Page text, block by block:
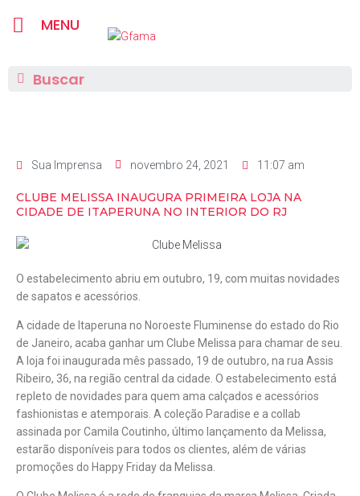
MENU
Sua Imprensa novembro 24, 2021 11:07 am
CLUBE MELISSA INAUGURA PRIMEIRA LOJA NA
CIDADE DE ITAPERUNA NO INTERIOR DO RJ
O estabelecimento abriu em outubro, 19, com muitas novidades
de sapatos e acessórios.
A cidade de Itaperuna no Noroeste Fluminense do estado do Rio
de Janeiro, acaba ganhar um Clube Melissa para chamar de seu.
A loja foi inaugurada mês passado, 19 de outubro, na rua Assis
Ribeiro, 36, na região central da cidade. O estabelecimento está
repleto de novidades para quem ama calçados e acessórios
fashionistas e atemporais. A coleção Paradise e a collab
assinada por Camila Coutinho, último lançamento da Melissa,
estarão disponíveis para todos os clientes, além de várias
promoções do Happy Friday da Melissa.